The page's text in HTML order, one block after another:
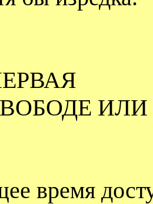
ИЛИ
время